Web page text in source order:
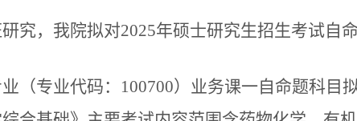
究，我院拟对2025年硕士研究生招生考试自
（专业代码： 100700）业务课一自命题科目